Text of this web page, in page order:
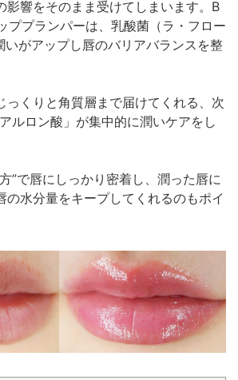
影響をそのまま受けてしまいます。B
ププランパーは、乳酸菌（ラ・フロー
いがアップし唇のバリアバランスを整
っくりと角質層まで届けてくれる、次
ルロン酸」が集中的に潤いケアをし
”で唇にしっかり密着し、潤った唇に
の水分量をキープしてくれるのもポイ